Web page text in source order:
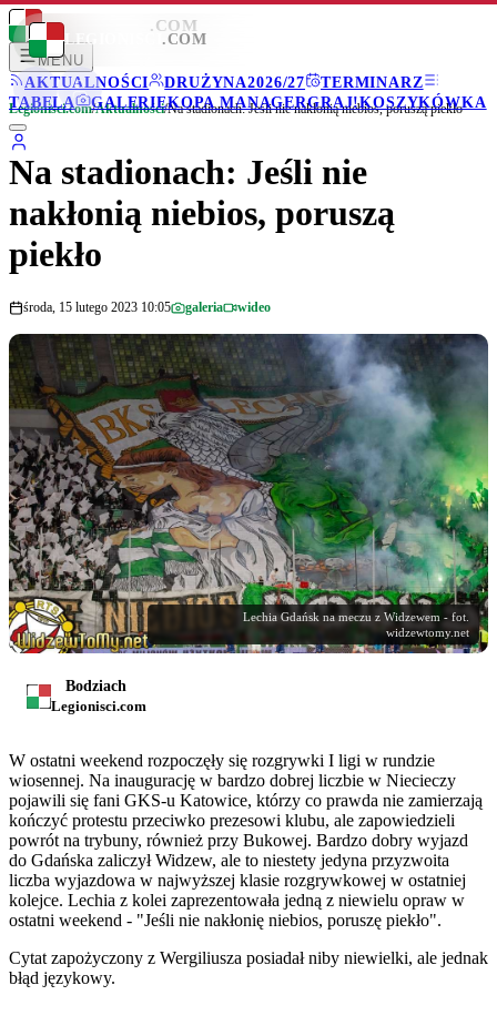
LEGIONISCI .COM
MENU
AKTUALNOŚCI
DRUŻYNA2026/27
TERMINARZ
TABELA
GALERIEKOPA MANAGERGRAJ!KOSZYKÓWKA
LEGIONISCI .COM
Legionisci.com/Aktualności/Na stadionach: Jeśli nie nakłonią niebios, poruszą piekło
Na stadionach: Jeśli nie
nakłonią niebios, poruszą
piekło
środa, 15 lutego 2023 10:05 galeria wideo
Lechia Gdańsk na meczu z Widzewem - fot.
widzewtomy.net
Bodziach
Legionisci.com
W ostatni weekend rozpoczęły się rozgrywki I ligi w rundzie
wiosennej. Na inaugurację w bardzo dobrej liczbie w Niecieczy
pojawili się fani GKS-u Katowice, którzy co prawda nie zamierzają
kończyć protestu przeciwko prezesowi klubu, ale zapowiedzieli
powrót na trybuny, również przy Bukowej. Bardzo dobry wyjazd
do Gdańska zaliczył Widzew, ale to niestety jedyna przyzwoita
liczba wyjazdowa w najwyższej klasie rozgrywkowej w ostatniej
kolejce. Lechia z kolei zaprezentowała jedną z niewielu opraw w
ostatni weekend - "Jeśli nie nakłonię niebios, poruszę piekło".
Cytat zapożyczony z Wergiliusza posiadał niby niewielki, ale jednak
błąd językowy.